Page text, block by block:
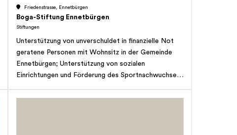
Friedenstrasse, Ennetbürgen
Boga-Stiftung Ennetbürgen
Stiftungen
Unterstützung von unverschuldet in finanzielle Not
geratene Personen mit Wohnsitz in der Gemeinde
Ennetbürgen; Unterstützung von sozialen
Einrichtungen und Förderung des Sportnachwuchses